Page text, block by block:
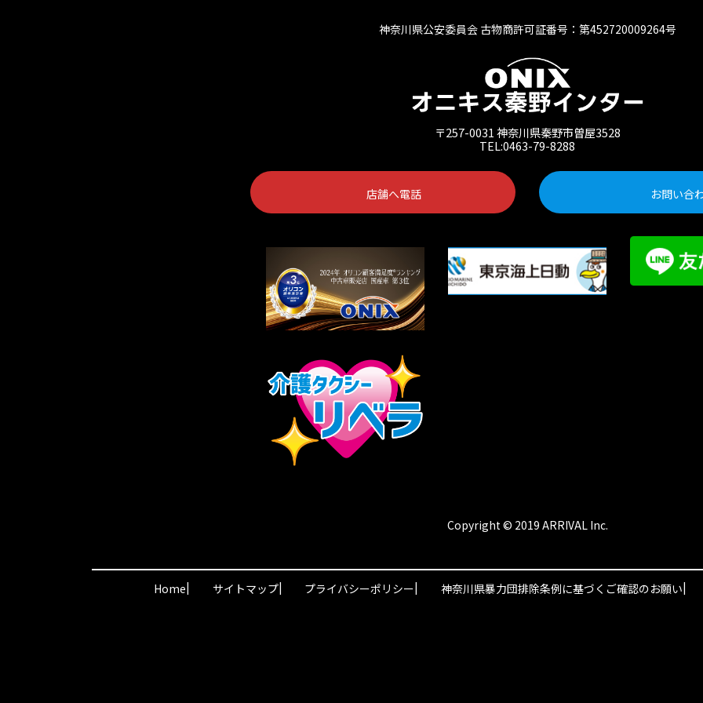
神奈川県公安委員会 古物商許可証番号：第452720009264号
〒257-0031 神奈川県秦野市曽屋3528
TEL:0463-79-8288
店舗へ電話 お問い合
Copyright © 2019 ARRIVAL Inc.
Home| サイトマップ| プライバシーポリシー| 神奈川県暴力団排除条例に基づくご確認のお願い|